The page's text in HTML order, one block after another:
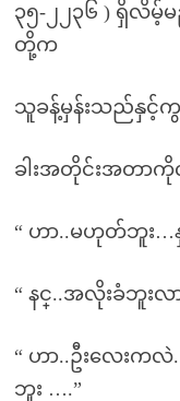
၃၅-၂၂၃၆ ) ရှိလိမ့်
တို့က
သူခန့်မှန်းသည်နှင့်ကွ
ခါးအတိုင်းအတာ
“ ဟာ..မဟုတ်ဘူး
“ နင္..အလိုးခံဘူးလ
“ ဟာ..ဦးလေးကလဲ
ဘူး ….”